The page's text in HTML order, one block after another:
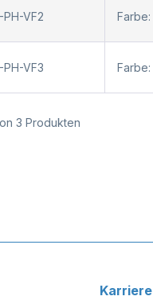
VF2
VF3
3 Produkten
Karriere